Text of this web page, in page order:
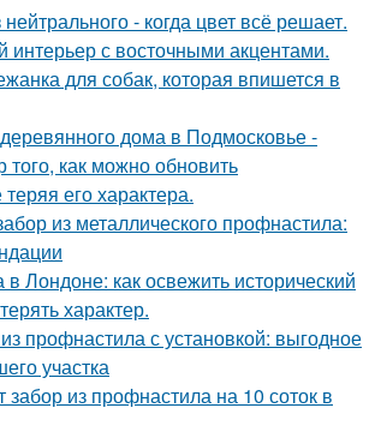
- когда цвет всё решает.
с восточными акцентами.
для собак, которая впишется в
дома в Подмосковье -
как можно обновить
его характера.
из металлического профнастила:
Лондоне: как освежить исторический
характер.
профнастила с установкой: выгодное
участка
забор из профнастила на 10 соток в